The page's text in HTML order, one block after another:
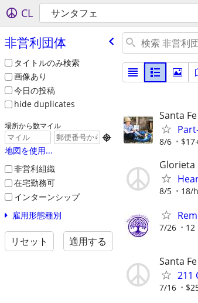
CL サンタフェ
非営利団体
タイトルのみ検索
画像あり
今日の投稿
hide duplicates
場所から数マイル

地図を使用...
非営利組織
在宅勤務可
インターンシップ
雇用形態種別
リセット 適用する
Santa Fe
8/6
Glorieta
8/5 18/
7/26 12
Santa Fe
211
7/16